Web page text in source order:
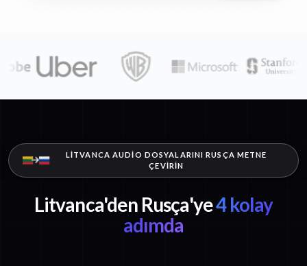
LITVANCA AUDIO DOSYALARINI RUSÇA METNE
ÇEVIRIN
Litvanca'den Rusça'ye4 kolay
adımda